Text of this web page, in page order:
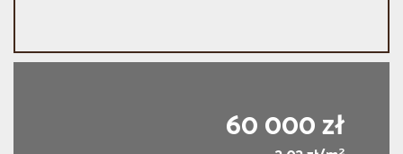
60 000 zł